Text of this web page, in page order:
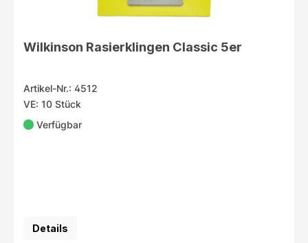
Wilkinson Rasierklingen Classic 5er
Artikel-Nr.: 4512
VE: 10 Stück
Verfügbar
Details